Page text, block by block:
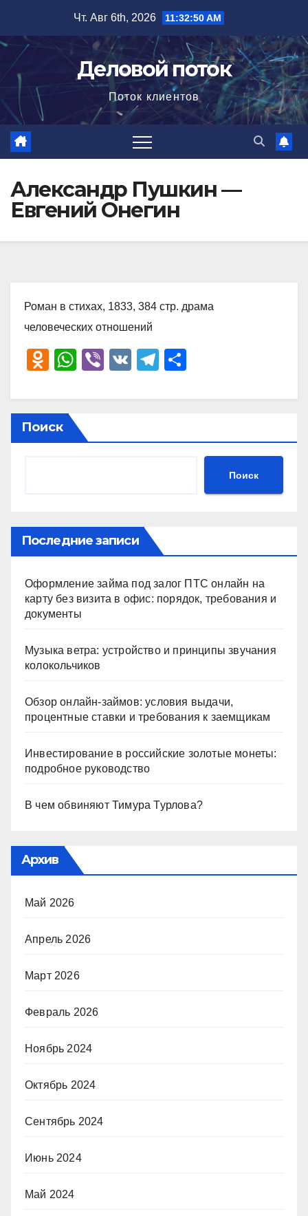
содержимому
Чт. Авг 6th, 2026 11:32:51 AM
Деловой поток
Поток клиентов
Александр Пушкин —
Евгений Онегин
Роман в стихах, 1833, 384 стр. драма
человеческих отношений
O
n
o
kl
ki
W
at
s
A
Vi
er
V
T
e
a
р
в
ть
Поиск
Поиск
Последние записи
Оформление займа под залог ПТС онлайн на
карту без визита в офис: порядок, требования и
документы
Музыка ветра: устройство и принципы звучания
колокольчиков
Обзор онлайн-займов: условия выдачи,
процентные ставки и требования к заемщикам
Инвестирование в российские золотые монеты:
подробное руководство
В чем обвиняют Тимура Турлова?
Архив
Май 2026
Апрель 2026
Март 2026
Февраль 2026
Ноябрь 2024
Октябрь 2024
Сентябрь 2024
Июнь 2024
Май 2024